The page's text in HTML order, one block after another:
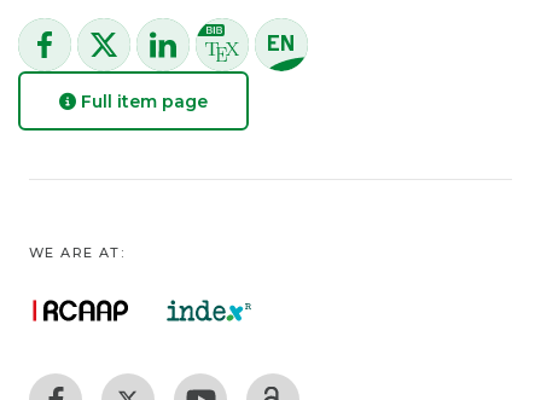
Full item page
WE ARE AT: